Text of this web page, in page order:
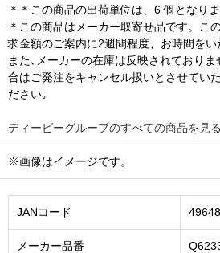
＊＊この商品の出荷単位は、6 個となりま
＊この商品はメーカー取寄せ品です。こ
求金額のご案内に2週間程度、お時間をい
また､メーカーの在庫は反映されており
合はご発注をキャンセル扱いとさせてい
ださい｡
ディーピーグループのすべての商品を見る
※画像はイメージです。
JANコード
メーカー品番